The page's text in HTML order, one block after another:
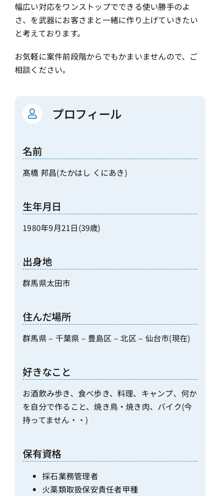
幅広い対応をワンストップでできる使い勝手のよ
さ、を武器にお客さまと一緒に作り上げていきたい
と考えております。
お気軽に案件前段階からでもかまいませんので、ご
相談ください。
プロフィール
名前
髙橋 邦昌(たかはし くにあき)
生年月日
1980年9月21日(39歳)
出身地
群馬県太田市
住んだ場所
群馬県 – 千葉県 – 豊島区 – 北区 – 仙台市(現在)
好きなこと
お酒飲み歩き、食べ歩き、料理、キャンプ、何か
を自分で作ること、焼き鳥・焼き肉、バイク(今
持ってません・・)
保有資格
採石業務管理者
火薬類取扱保安責任者甲種